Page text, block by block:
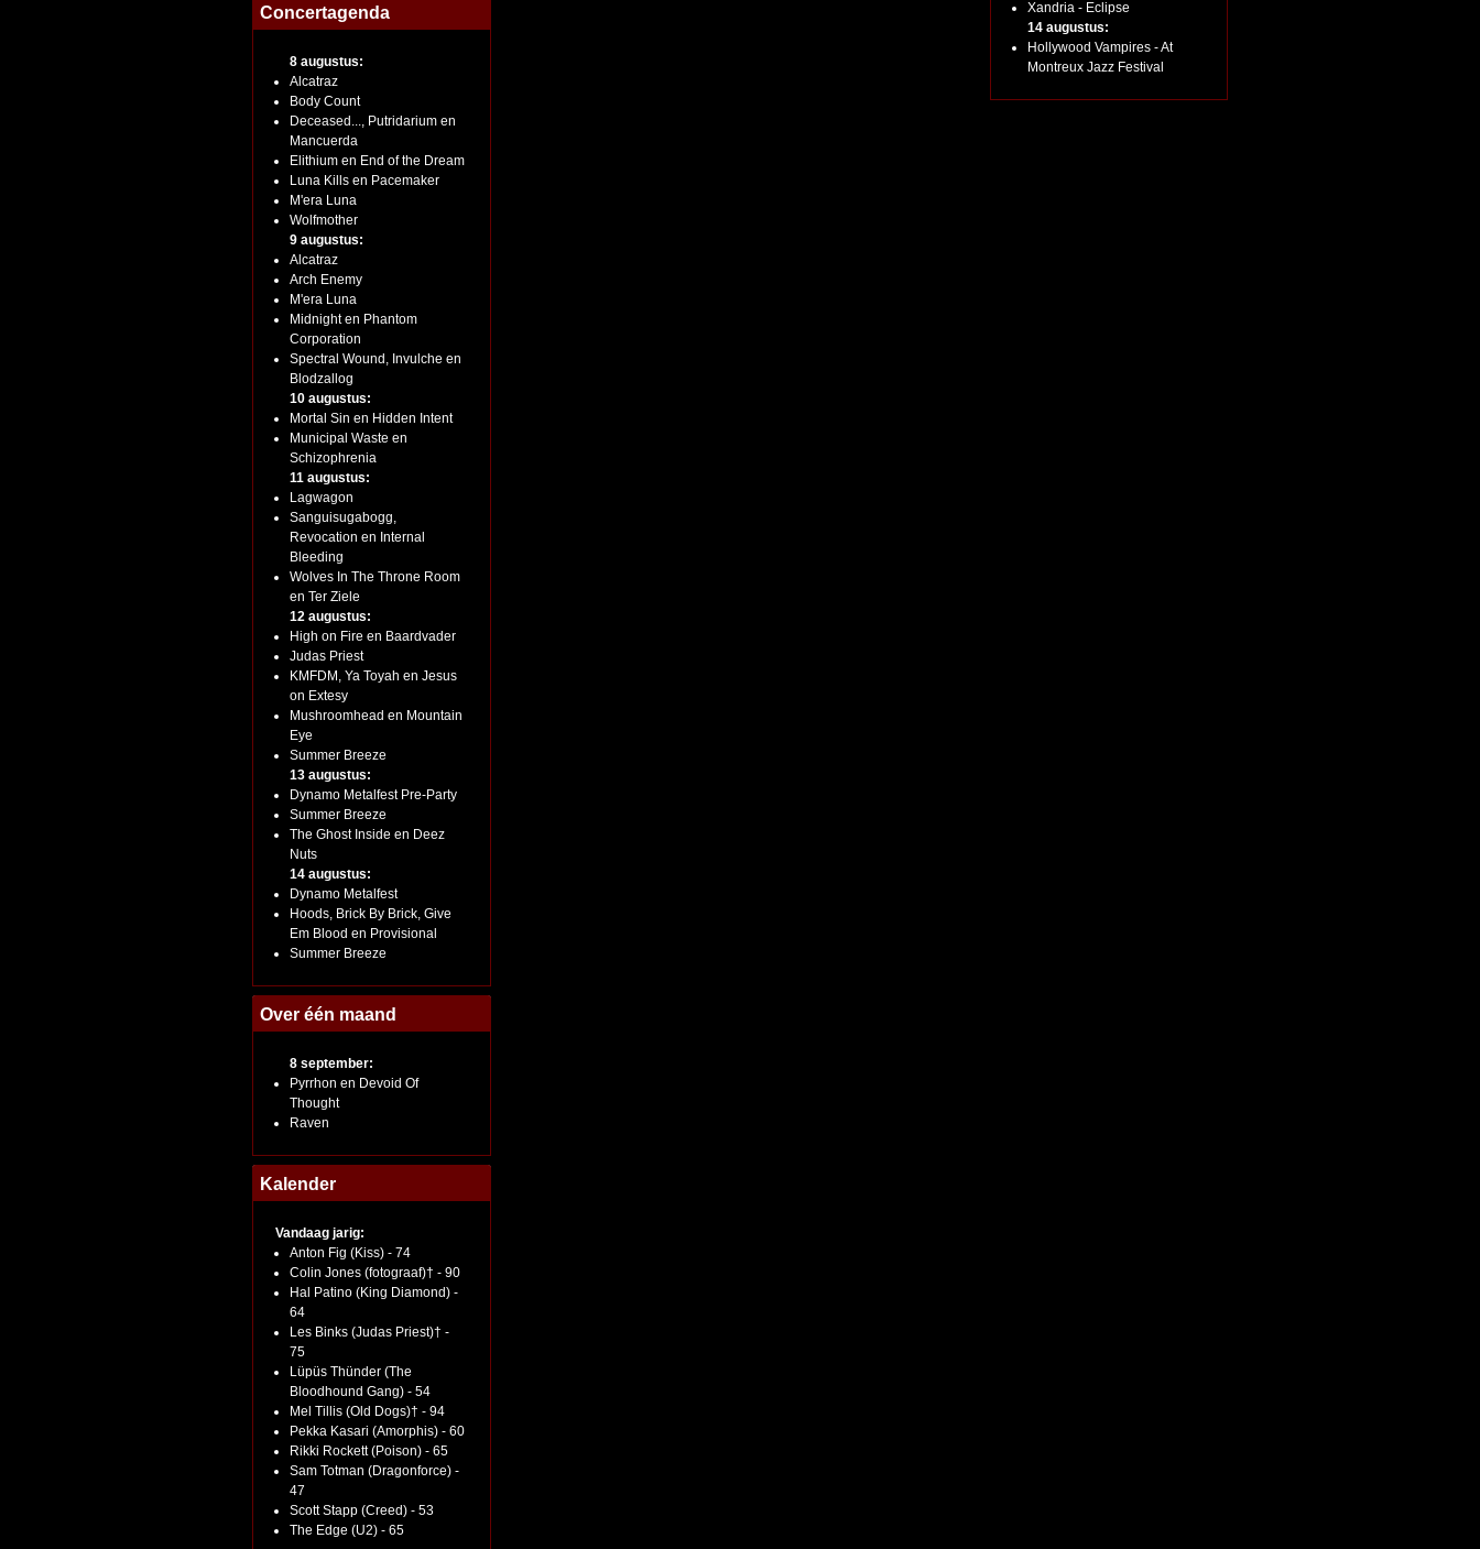
Concertagenda
8 augustus:
Alcatraz
Body Count
Deceased..., Putridarium en
Mancuerda
Elithium en End of the Dream
Luna Kills en Pacemaker
M'era Luna
Wolfmother
9 augustus:
Alcatraz
Arch Enemy
M'era Luna
Midnight en Phantom
Corporation
Spectral Wound, Invulche en
Blodzallog
10 augustus:
Mortal Sin en Hidden Intent
Municipal Waste en
Schizophrenia
11 augustus:
Lagwagon
Sanguisugabogg,
Revocation en Internal
Bleeding
Wolves In The Throne Room
en Ter Ziele
12 augustus:
High on Fire en Baardvader
Judas Priest
KMFDM, Ya Toyah en Jesus
on Extesy
Mushroomhead en Mountain
Eye
Summer Breeze
13 augustus:
Dynamo Metalfest Pre-Party
Summer Breeze
The Ghost Inside en Deez
Nuts
14 augustus:
Dynamo Metalfest
Hoods, Brick By Brick, Give
Em Blood en Provisional
Summer Breeze
Over één maand
8 september:
Pyrrhon en Devoid Of
Thought
Raven
Kalender
Vandaag jarig:
Anton Fig (Kiss) - 74
Colin Jones (fotograaf)† - 90
Hal Patino (King Diamond) -
64
Les Binks (Judas Priest)† -
75
Lüpüs Thünder (The
Bloodhound Gang) - 54
Mel Tillis (Old Dogs)† - 94
Pekka Kasari (Amorphis) - 60
Rikki Rockett (Poison) - 65
Sam Totman (Dragonforce) -
47
Scott Stapp (Creed) - 53
The Edge (U2) - 65
Xandria - Eclipse
14 augustus:
Hollywood Vampires - At
Montreux Jazz Festival